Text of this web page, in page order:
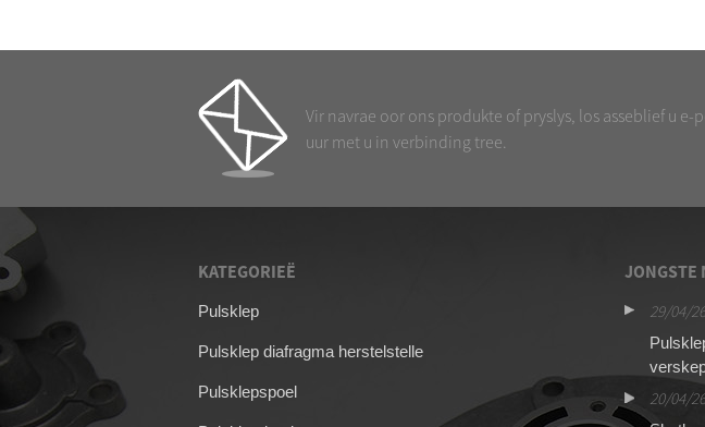
Vir navrae oor ons produkte of pryslys, los asseblief u e-
uur met u in verbinding tree.
KATEGORIEË
Pulsklep
Pulsklep diafragma herstelstelle
Pulsklepspoel
JONGSTE
Membraan vir ASCO SCG353A044
29/04/26
20/04/26